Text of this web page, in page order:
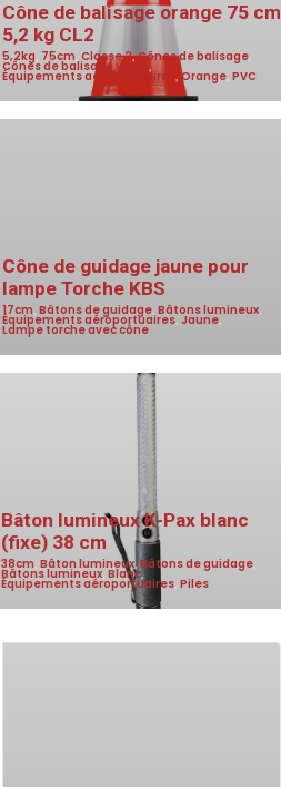
Cône de balisage orange 75 cm
5,2 kg CL2
5,2kg 75cm Classe 2,Cônes de balisage,
Cônes de balisage voirie
Équipements aéroportuaires Orange, PVC
Cône de guidage jaune pour
lampe Torche KBS
17cm Bâtons de guidage, Bâtons lumineux,
Équipements aéroportuaires, Jaune,
Lampe torche avec cône
Bâton lumineux K-Pax blanc
(fixe) 38 cm
38cm ,Bâton lumineux ,Bâtons de guidage
Bâtons lumineux ,Blanc
Équipements aéroportuaires ,Piles